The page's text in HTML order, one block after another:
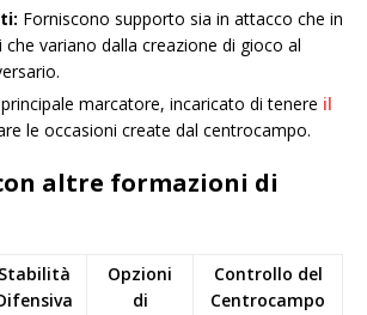
Forniscono supporto sia in attacco che in
variano dalla creazione di gioco al
marcatore, incaricato di tenere il
le occasioni create dal centrocampo.
altre formazioni di
Stabilità
Opzioni
di
Controllo del
Centrocampo